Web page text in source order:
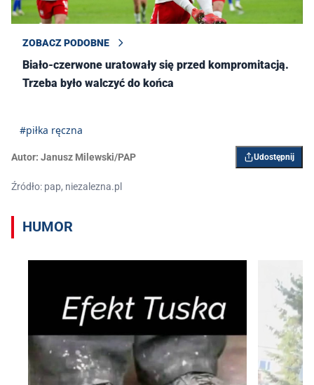
ZOBACZ PODOBNE
Biało-czerwone uratowały się przed kompromitacją.
Trzeba było walczyć do końca
#piłka ręczna
Autor: Janusz Milewski/PAP Udostępnij
Źródło: pap, niezalezna.pl
HUMOR